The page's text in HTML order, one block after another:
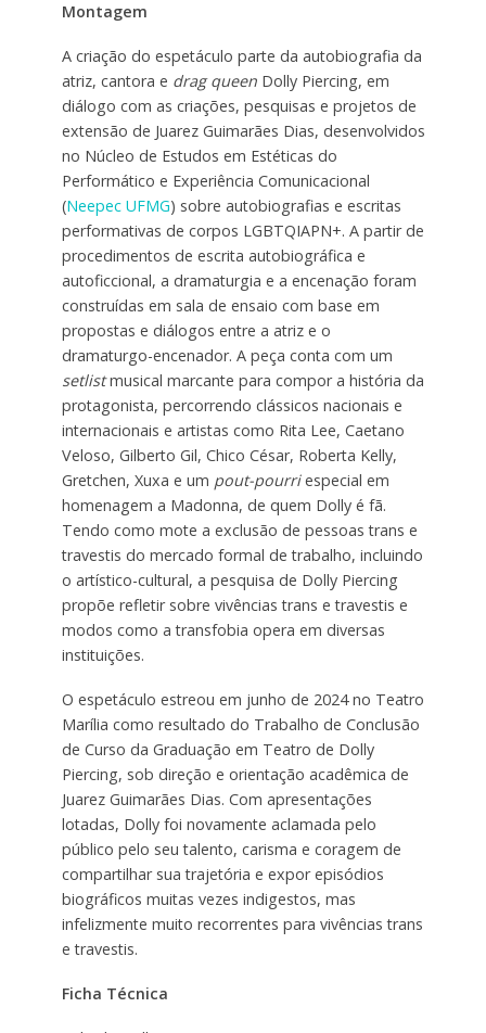
Montagem
A criação do espetáculo parte da autobiografia da
atriz, cantora e drag queenDolly Piercing, em
diálogo com as criações, pesquisas e projetos de
extensão de Juarez Guimarães Dias, desenvolvidos
no Núcleo de Estudos em Estéticas do
Performático e Experiência Comunicacional
(Neepec UFMG) sobre autobiografias e escritas
performativas de corpos LGBTQIAPN+. A partir de
procedimentos de escrita autobiográfica e
autoficcional, a dramaturgia e a encenação foram
construídas em sala de ensaio com base em
propostas e diálogos entre a atriz e o
dramaturgo-encenador. A peça conta com um
setlistmusical marcante para compor a história da
protagonista, percorrendo clássicos nacionais e
internacionais e artistas como Rita Lee, Caetano
Veloso, Gilberto Gil, Chico César, Roberta Kelly,
Gretchen, Xuxa e um pout-pourriespecial em
homenagem a Madonna, de quem Dolly é fã.
Tendo como mote a exclusão de pessoas trans e
travestis do mercado formal de trabalho, incluindo
o artístico-cultural, a pesquisa de Dolly Piercing
propõe refletir sobre vivências trans e travestis e
modos como a transfobia opera em diversas
instituições.
O espetáculo estreou em junho de 2024 no Teatro
Marília como resultado do Trabalho de Conclusão
de Curso da Graduação em Teatro de Dolly
Piercing, sob direção e orientação acadêmica de
Juarez Guimarães Dias. Com apresentações
lotadas, Dolly foi novamente aclamada pelo
público pelo seu talento, carisma e coragem de
compartilhar sua trajetória e expor episódios
biográficos muitas vezes indigestos, mas
infelizmente muito recorrentes para vivências trans
e travestis.
Ficha Técnica